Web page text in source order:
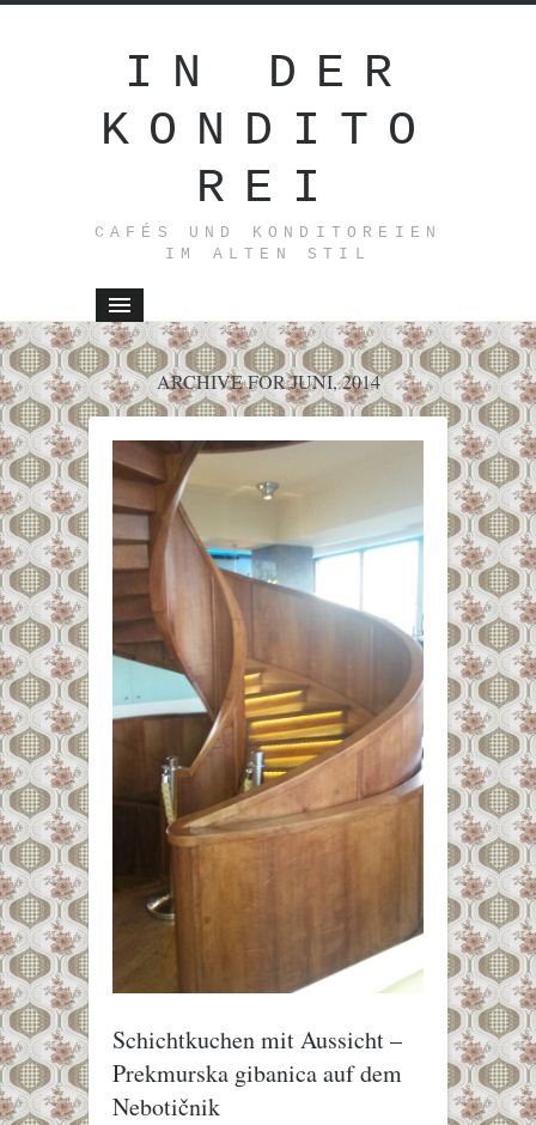
IN DER
KONDITO
REI
CAFÉS UND KONDITOREIEN
IM ALTEN STIL
ARCHIVE FOR JUNI, 2014
Schichtkuchen mit Aussicht –
Prekmurska gibanica auf dem
Nebotičnik